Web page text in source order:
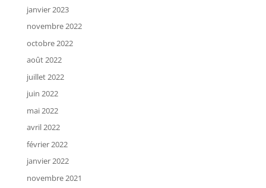
janvier 2023
novembre 2022
octobre 2022
août 2022
juillet 2022
juin 2022
mai 2022
avril 2022
février 2022
janvier 2022
novembre 2021